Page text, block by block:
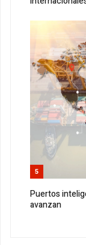
5
Puertos
avanzan